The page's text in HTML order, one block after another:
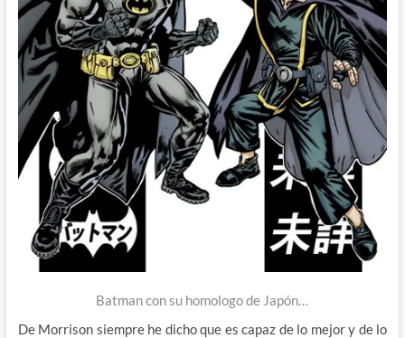
Batman con su homologo de Japón…
De Morrison siempre he dicho que es capaz de lo mejor y de lo